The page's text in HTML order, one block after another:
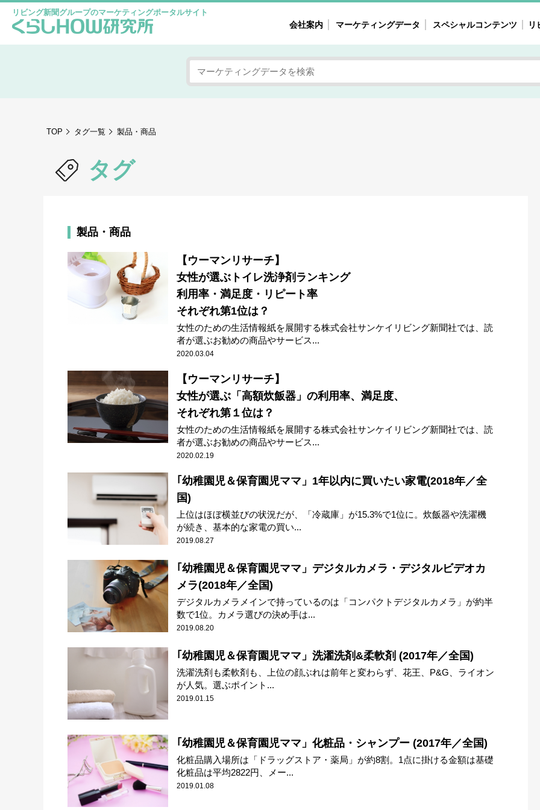
リビング新聞グループのマーケティングポータルサイト
会社案内 マーケティングデータ スペシャルコンテンツ
女性の気持ちと消費がリアルに見える
自主調査レポート
注目タ
40'
リ
TOP タグ一覧 製品・商品
タグ
製品・商品
【ウーマンリサーチ】
女性が選ぶトイレ洗浄剤ランキング
利用率・満足度・リピート率
それぞれ第1位は？
女性のための生活情報紙を展開する株式会社サンケイリビング新聞社では、読
者が選ぶお勧めの商品やサービス...
2020.03.04
【ウーマンリサーチ】
女性が選ぶ「高額炊飯器」の利用率、満足度、
それぞれ第１位は？
女性のための生活情報紙を展開する株式会社サンケイリビング新聞社では、読
者が選ぶお勧めの商品やサービス...
2020.02.19
｢幼稚園児＆保育園児ママ」1年以内に買いたい家電(2018年／全
国)
上位はほぼ横並びの状況だが、「冷蔵庫」が15.3%で1位に。炊飯器や洗濯機
が続き、基本的な家電の買い...
2019.08.27
｢幼稚園児＆保育園児ママ」デジタルカメラ・デジタルビデオカ
メラ(2018年／全国)
デジタルカメラメインで持っているのは「コンパクトデジタルカメラ」が約半
数で1位。カメラ選びの決め手は...
2019.08.20
｢幼稚園児＆保育園児ママ」洗濯洗剤&柔軟剤 (2017年／全国)
洗濯洗剤も柔軟剤も、上位の顔ぶれは前年と変わらず、花王、P&G、ライオン
が人気。選ぶポイント...
2019.01.15
｢幼稚園児＆保育園児ママ」化粧品・シャンプー (2017年／全国)
化粧品購入場所は「ドラッグストア・薬局」が約8割。1点に掛ける金額は基礎
化粧品は平均2822円、メー...
2019.01.08